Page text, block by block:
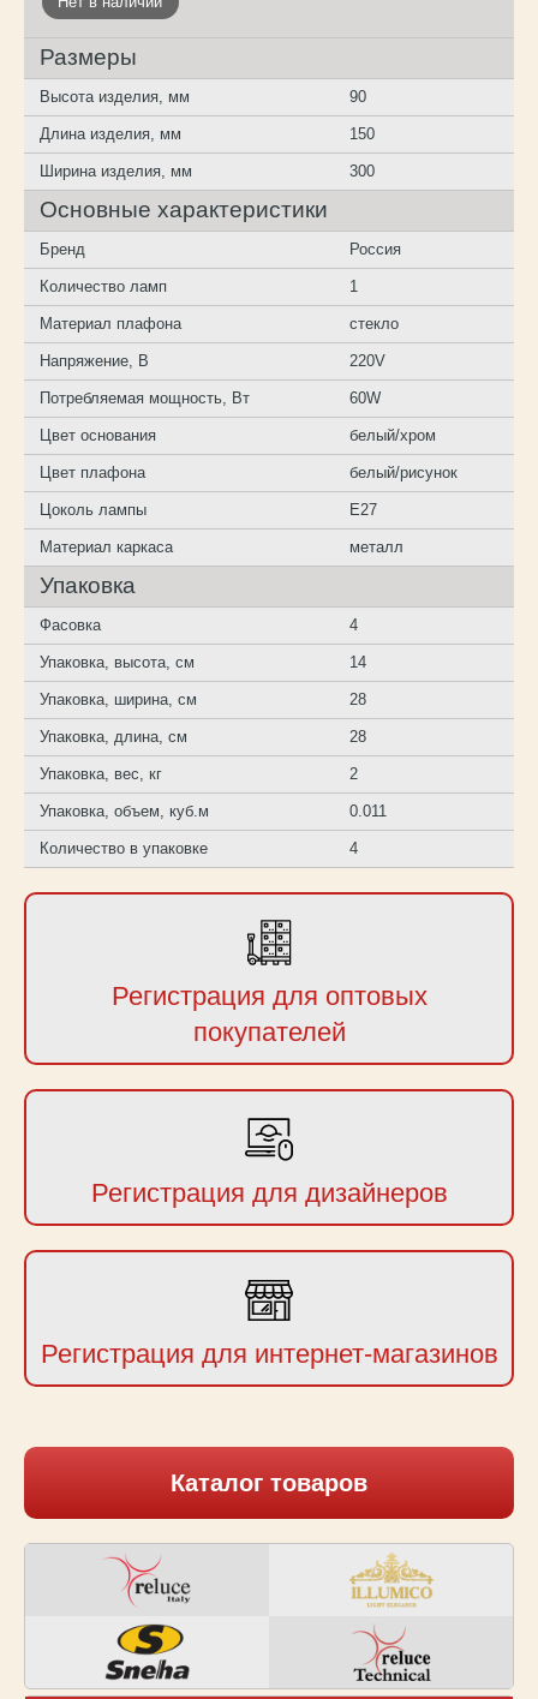
Размеры
Высота изделия, мм 90
Длина изделия, мм 150
Ширина изделия, мм 300
Основные характеристики
Бренд Россия
Количество ламп 1
Материал плафона стекло
Напряжение, В 220V
Потребляемая мощность, Вт 60W
Цвет основания белый/хром
Цвет плафона белый/рисунок
Цоколь лампы E27
Материал каркаса металл
Упаковка
Фасовка 4
Упаковка, высота, см 14
Упаковка, ширина, см 28
Упаковка, длина, см 28
Упаковка, вес, кг 2
Упаковка, объем, куб.м 0.011
Количество в упаковке 4
Регистрация для оптовых
покупателей
Регистрация для дизайнеров
Регистрация для интернет-магазинов
Каталог товаров